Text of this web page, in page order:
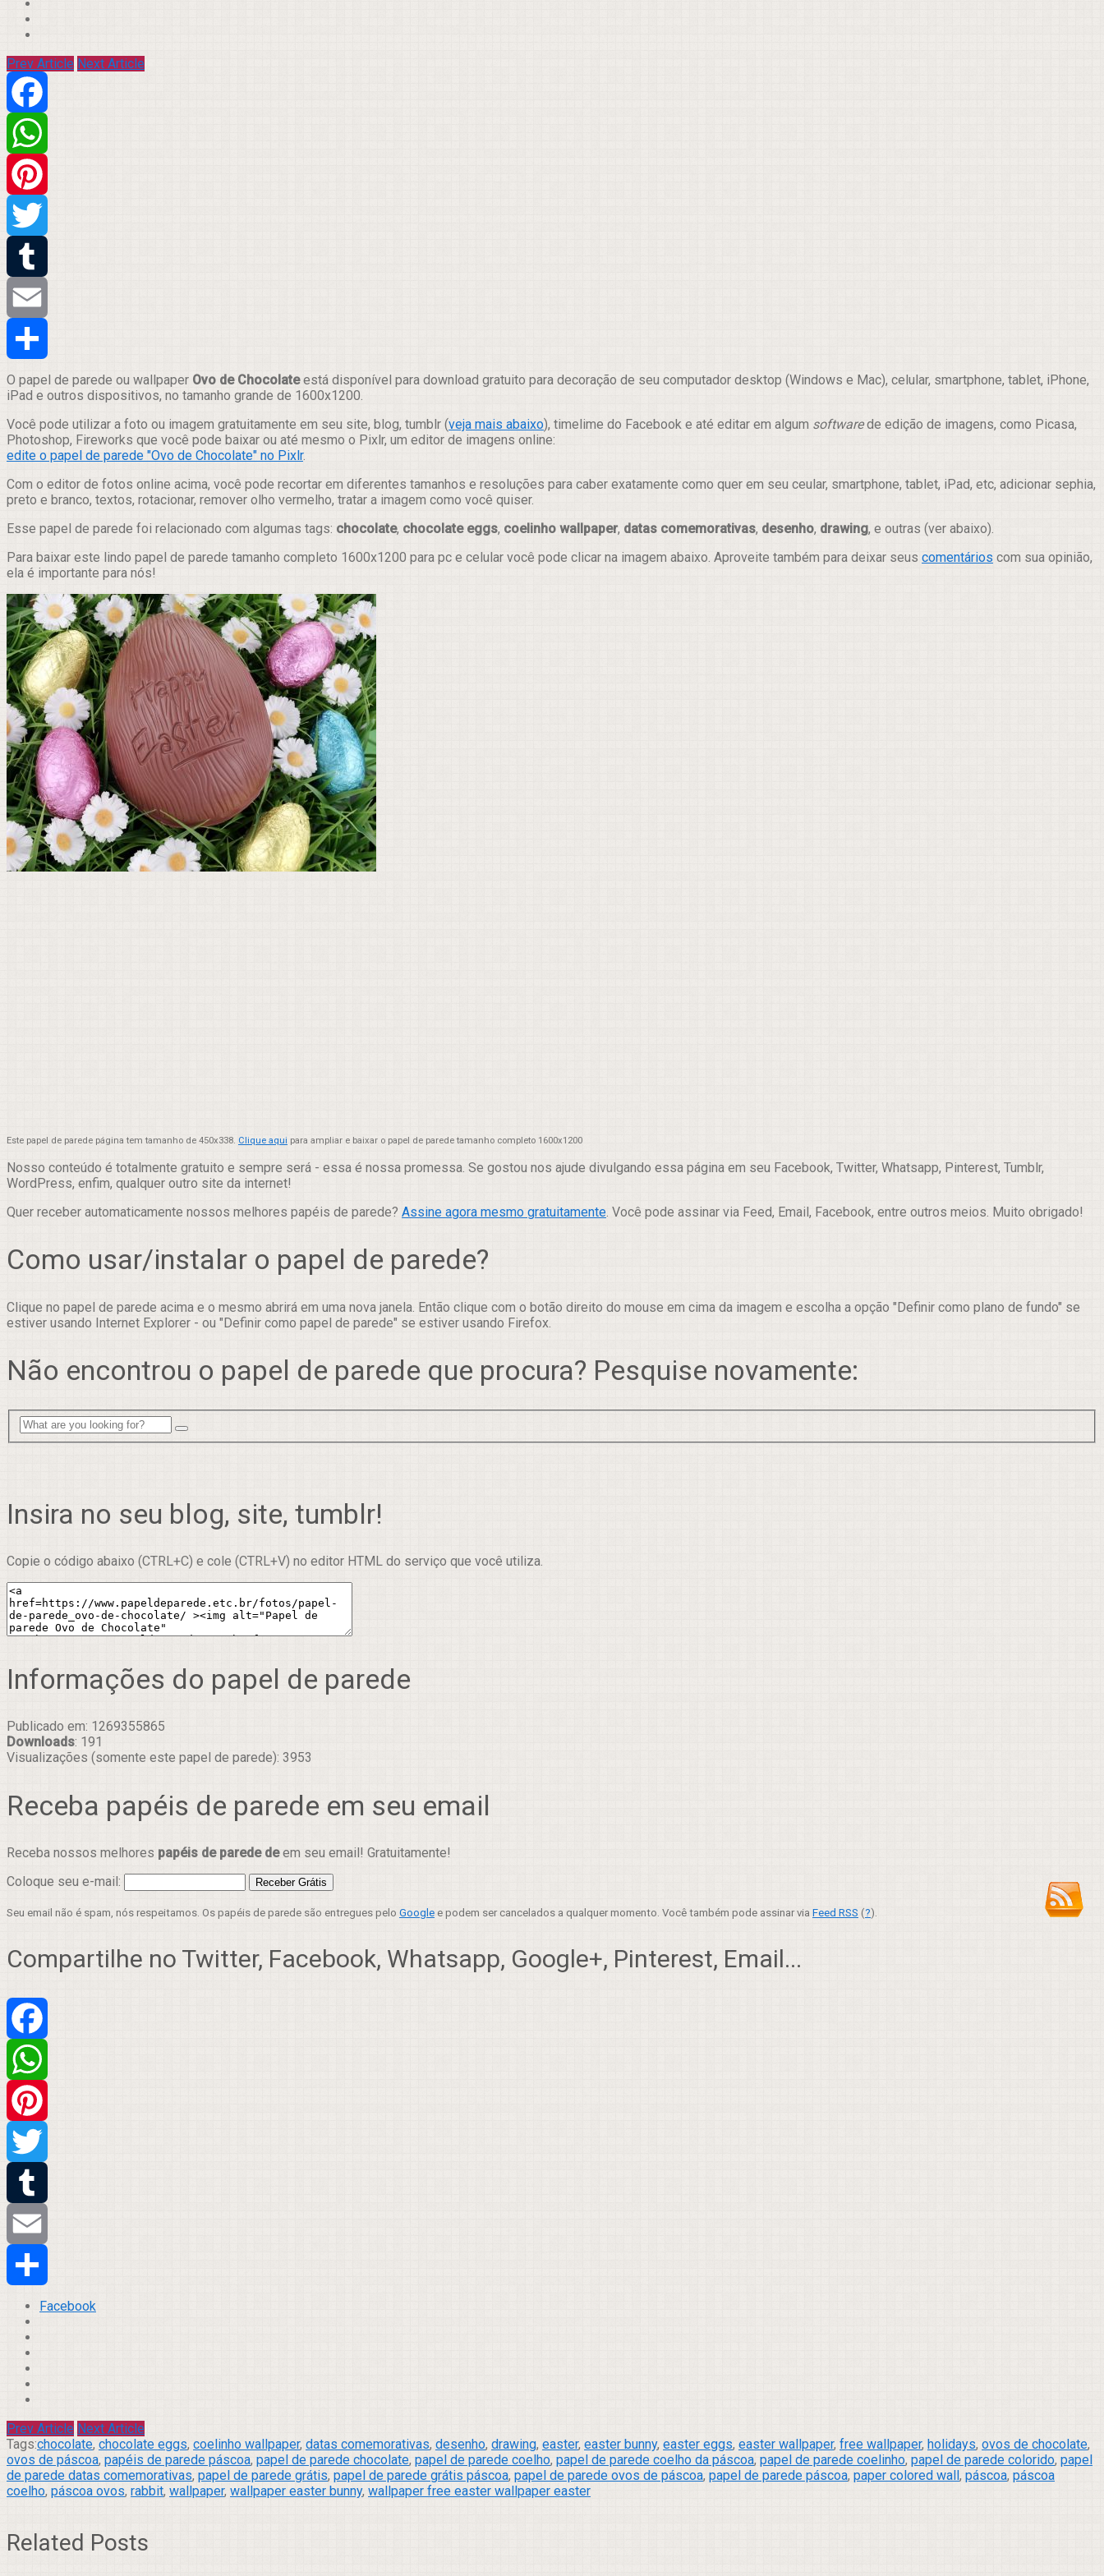
Prev Article Next Article
Facebook
WhatsApp
Pinterest
Twitter
Tumblr
Email
Compartilhar
O papel de parede ou wallpaper Ovo de Chocolateestá disponível para download gratuito para decoração de seu computador desktop (Windows e Mac), celular, smartphone, tablet, iPhone,
iPad e outros dispositivos, no tamanho grande de 1600x1200.
Você pode utilizar a foto ou imagem gratuitamente em seu site, blog, tumblr (veja mais abaixo), timelime do Facebook e até editar em algum softwarede edição de imagens, como Picasa,
Photoshop, Fireworks que você pode baixar ou até mesmo o Pixlr, um editor de imagens online:
edite o papel de parede "Ovo de Chocolate" no Pixlr.
Com o editor de fotos online acima, você pode recortar em diferentes tamanhos e resoluções para caber exatamente como quer em seu ceular, smartphone, tablet, iPad, etc, adicionar sephia,
preto e branco, textos, rotacionar, remover olho vermelho, tratar a imagem como você quiser.
Esse papel de parede foi relacionado com algumas tags: chocolate, chocolate eggs, coelinho wallpaper, datas comemorativas, desenho, drawing, e outras (ver abaixo).
Para baixar este lindo papel de parede tamanho completo 1600x1200 para pc e celular você pode clicar na imagem abaixo. Aproveite também para deixar seus comentários com sua opinião,
ela é importante para nós!
Este papel de parede página tem tamanho de 450x338. Clique aqui para ampliar e baixar o papel de parede tamanho completo 1600x1200
Nosso conteúdo é totalmente gratuito e sempre será - essa é nossa promessa. Se gostou nos ajude divulgando essa página em seu Facebook, Twitter, Whatsapp, Pinterest, Tumblr,
WordPress, enfim, qualquer outro site da internet!
Quer receber automaticamente nossos melhores papéis de parede? Assine agora mesmo gratuitamente. Você pode assinar via Feed, Email, Facebook, entre outros meios. Muito obrigado!
Como usar/instalar o papel de parede?
Clique no papel de parede acima e o mesmo abrirá em uma nova janela. Então clique com o botão direito do mouse em cima da imagem e escolha a opção "Definir como plano de fundo" se
estiver usando Internet Explorer - ou "Definir como papel de parede" se estiver usando Firefox.
Não encontrou o papel de parede que procura? Pesquise novamente:
Insira no seu blog, site, tumblr!
Copie o código abaixo (CTRL+C) e cole (CTRL+V) no editor HTML do serviço que você utiliza.
Informações do papel de parede
Publicado em: 1269355865
Downloads: 191
Visualizações (somente este papel de parede): 3953
Receba papéis de parede em seu email
Receba nossos melhores papéis de parede deem seu email! Gratuitamente!
Coloque seu e-mail:
Seu email não é spam, nós respeitamos. Os papéis de parede são entregues pelo Google e podem ser cancelados a qualquer momento. Você também pode assinar via Feed RSS (?).
Compartilhe no Twitter, Facebook, Whatsapp, Google+, Pinterest, Email...
Facebook
WhatsApp
Pinterest
Twitter
Tumblr
Email
Compartilhar
Facebook
Prev Article Next Article
Tags:chocolate, chocolate eggs, coelinho wallpaper, datas comemorativas, desenho, drawing, easter, easter bunny, easter eggs, easter wallpaper, free wallpaper, holidays, ovos de chocolate,
ovos de páscoa, papéis de parede páscoa, papel de parede chocolate, papel de parede coelho, papel de parede coelho da páscoa, papel de parede coelinho, papel de parede colorido, papel
de parede datas comemorativas, papel de parede grátis, papel de parede grátis páscoa, papel de parede ovos de páscoa, papel de parede páscoa, paper colored wall, páscoa, páscoa
coelho, páscoa ovos, rabbit, wallpaper, wallpaper easter bunny, wallpaper free easter wallpaper easter
Related Posts